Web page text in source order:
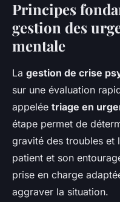
Principes
gestion des
mentale
La gestion de crise
sur une évaluation
appelée triage en
étape permet de
gravité des troubles et
patient et son
prise en charge
aggraver la situation.